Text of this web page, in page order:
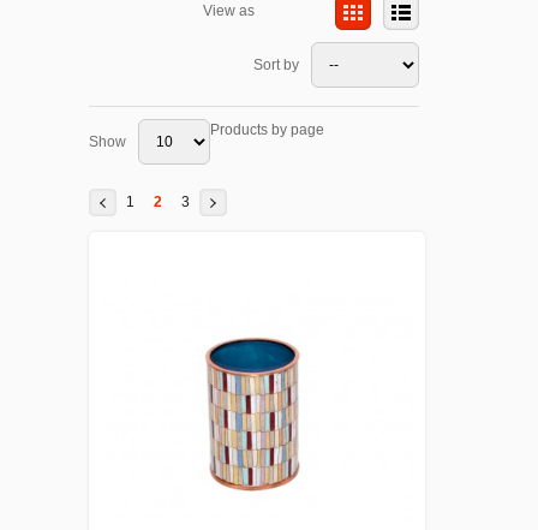
View as
Sort by
Show
Products by page
1 2 3